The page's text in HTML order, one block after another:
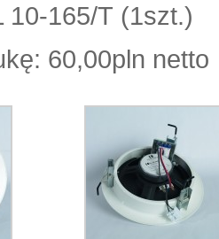
10-165/T (1szt.)
60,00pln netto